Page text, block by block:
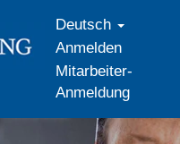
Deutsch
Anmelden
Mitarbeiter-
Anmeldung